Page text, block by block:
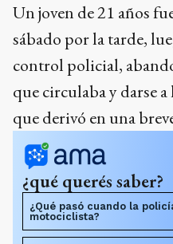
Un joven de 21 años
sábado por la tarde,
control policial,
que circulaba y darse
que derivó en una
¿qué querés saber?
¿Qué pasó cuando la
motociclista?